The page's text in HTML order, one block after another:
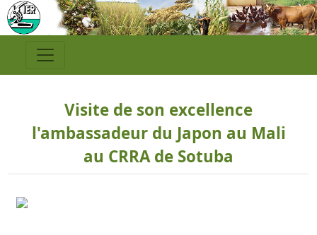
Visite de son excellence
l'ambassadeur du Japon au Mali
au CRRA de Sotuba